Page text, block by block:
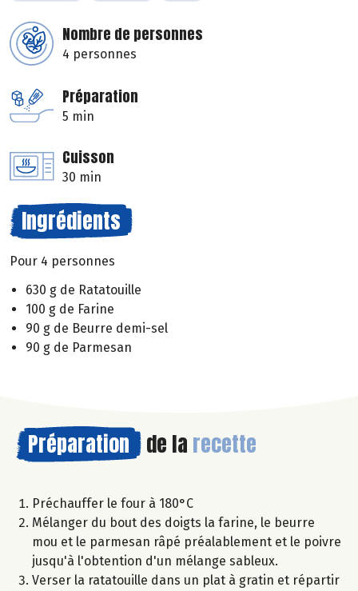
Nombre de personnes
4 personnes
Préparation
5 min
Cuisson
30 min
Ingrédients
Pour 4 personnes
630 g de Ratatouille
100 g de Farine
90 g de Beurre demi-sel
90 g de Parmesan
Préparation de la recette
Préchauffer le four à 180°C
Mélanger du bout des doigts la farine, le beurre
mou et le parmesan râpé préalablement et le poivre
jusqu'à l'obtention d'un mélange sableux.
Verser la ratatouille dans un plat à gratin et répartir